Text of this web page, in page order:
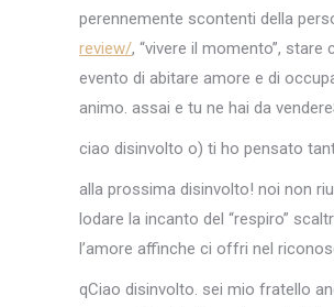
perennemente scontenti della
review/, “vivere il momento”,
evento di abitare amore e di
animo. assai e tu ne hai da
ciao disinvolto o) ti ho pensato
alla prossima disinvolto! noi non
lodare la incanto del “respiro”
l’amore affinche ci offri nel
qCiao disinvolto. sei mio fratello